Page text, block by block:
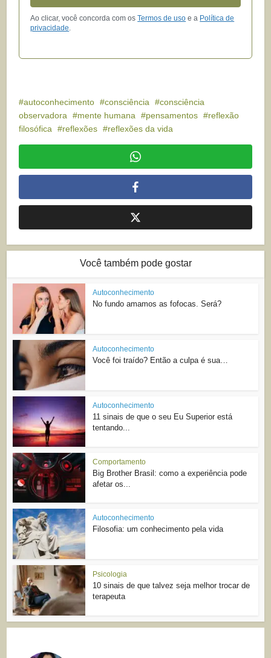
Ao clicar, você concorda com osTermos de uso e a Política de
privacidade.
autoconhecimento consciência
consciência
observadora
mente humana pensamentos
reflexão
filosófica
reflexões reflexões da vida
Você também pode gostar
Autoconhecimento
No fundo amamos as fofocas. Será?
Autoconhecimento
Você foi traído? Então a culpa é sua…
Autoconhecimento
11 sinais de que o seu Eu Superior está
tentando...
Comportamento
Big Brother Brasil: como a experiência pode
afetar os...
Autoconhecimento
Filosofia: um conhecimento pela vida
Psicologia
10 sinais de que talvez seja melhor trocar de
terapeuta